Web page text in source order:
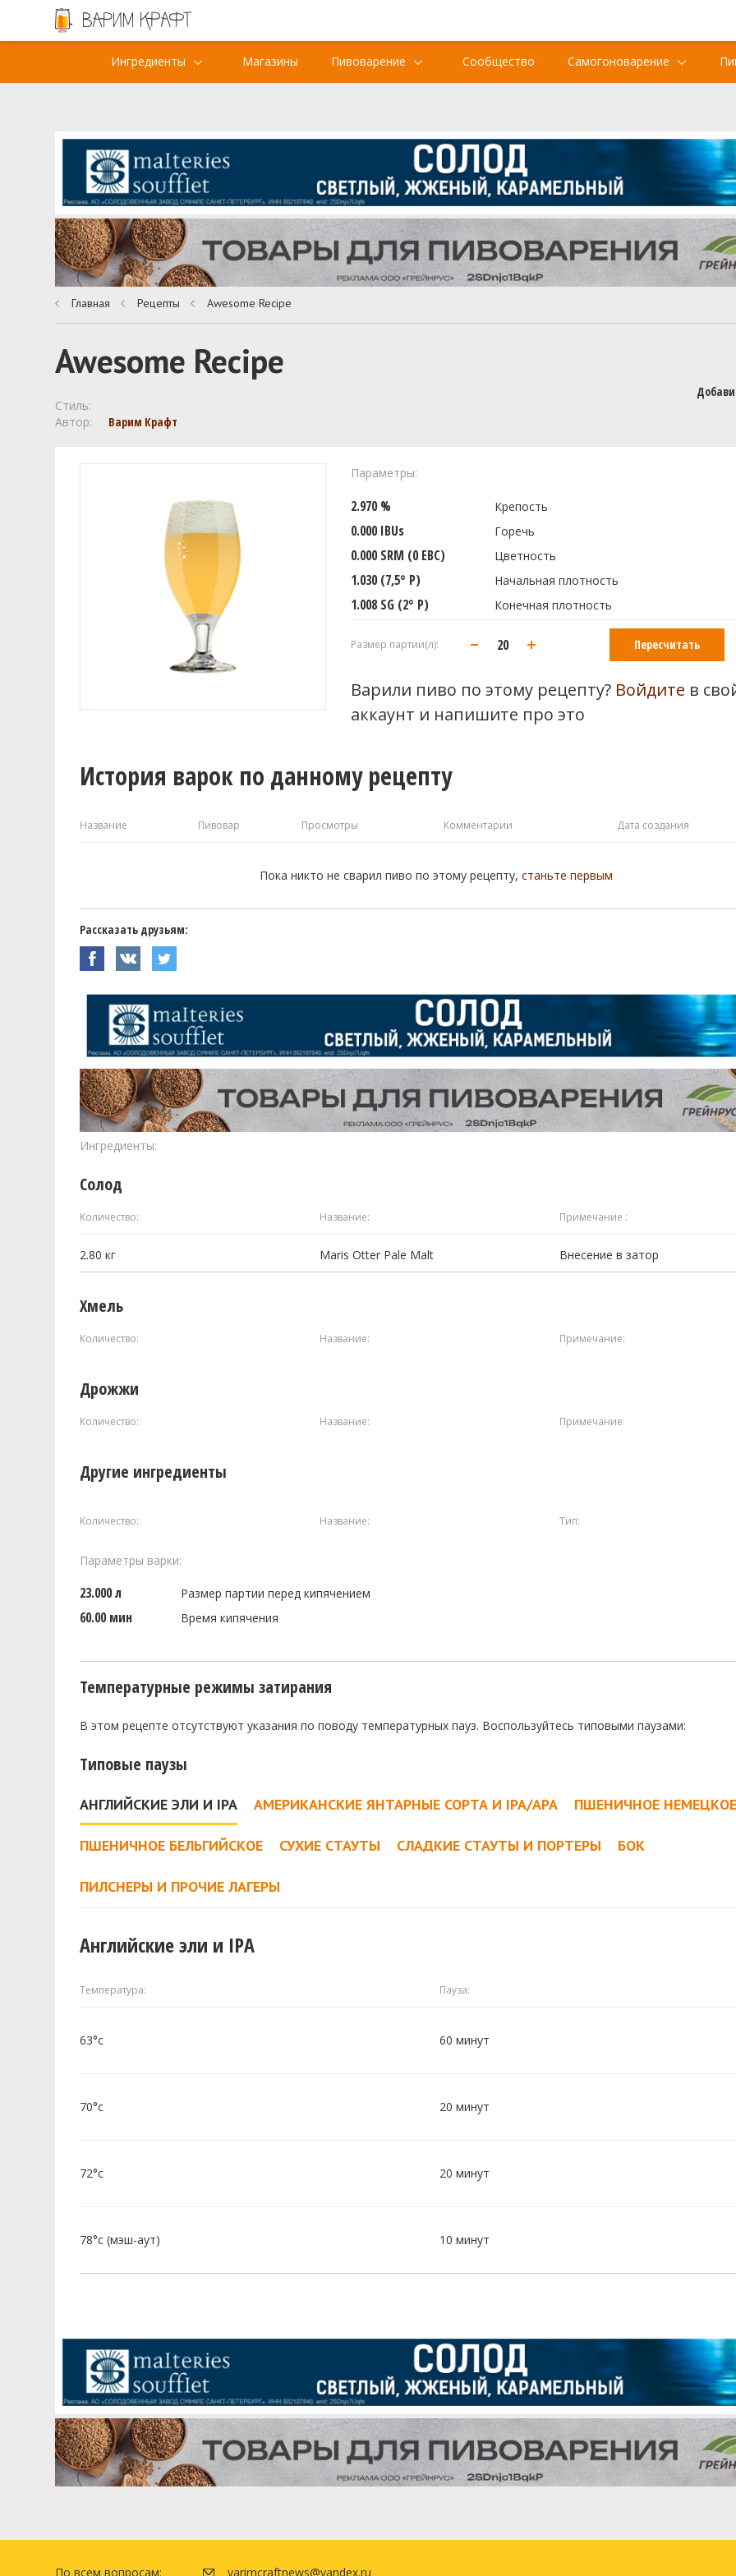
Ингредиенты Магазины Пивоварение Сообщество Самогоноварение
Главная Рецепты Awesome Recipe
Awesome Recipe
Стиль:
Автор:
Варим Крафт
Параметры:
2.970 % Крепость
0.000 IBUs Горечь
0.000 SRM (0 EBC) Цветность
1.030 (7,5° P) Начальная плотность
1.008 SG (2° P) Конечная плотность
Размер партии(л): Пересчитать
Варили пиво по этому рецепту? Войдите в
аккаунт и напишите про это
История варок по данному рецепту
Название Пивовар Просмотры Комментарии Дата создания
Пока никто не сварил пиво по этому рецепту,станьте первым
Рассказать друзьям:
Ингредиенты:
Солод
Количество: Название: Примечание :
2.80кг Maris Otter Pale Malt Внесение в затор
Хмель
Количество: Название: Примечание:
Дрожжи
Количество: Название: Примечание:
Другие ингредиенты
Количество: Название: Тип:
Параметры варки:
23.000 л Размер партии перед кипячением
60.00 мин Время кипячения
Температурные режимы затирания
В этом рецепте отсутствуют указания по поводу температурных пауз. Воспользуйтесь типовыми паузами:
Типовые паузы
АНГЛИЙСКИЕ ЭЛИ И IPA АМЕРИКАНСКИЕ ЯНТАРНЫЕ СОРТА И IPA/APA ПШЕНИЧНОЕ
ПШЕНИЧНОЕ БЕЛЬГИЙСКОЕ СУХИЕ СТАУТЫ СЛАДКИЕ СТАУТЫ И ПОРТЕРЫ БОК
ПИЛСНЕРЫ И ПРОЧИЕ ЛАГЕРЫ
Английские эли и IPA
Температура: Пауза:
63°c 60 минут
70°c 20 минут
72°c 20 минут
78°c (мэш-аут) 10 минут
По всем вопросам: varimcraftnews@yandex.ru